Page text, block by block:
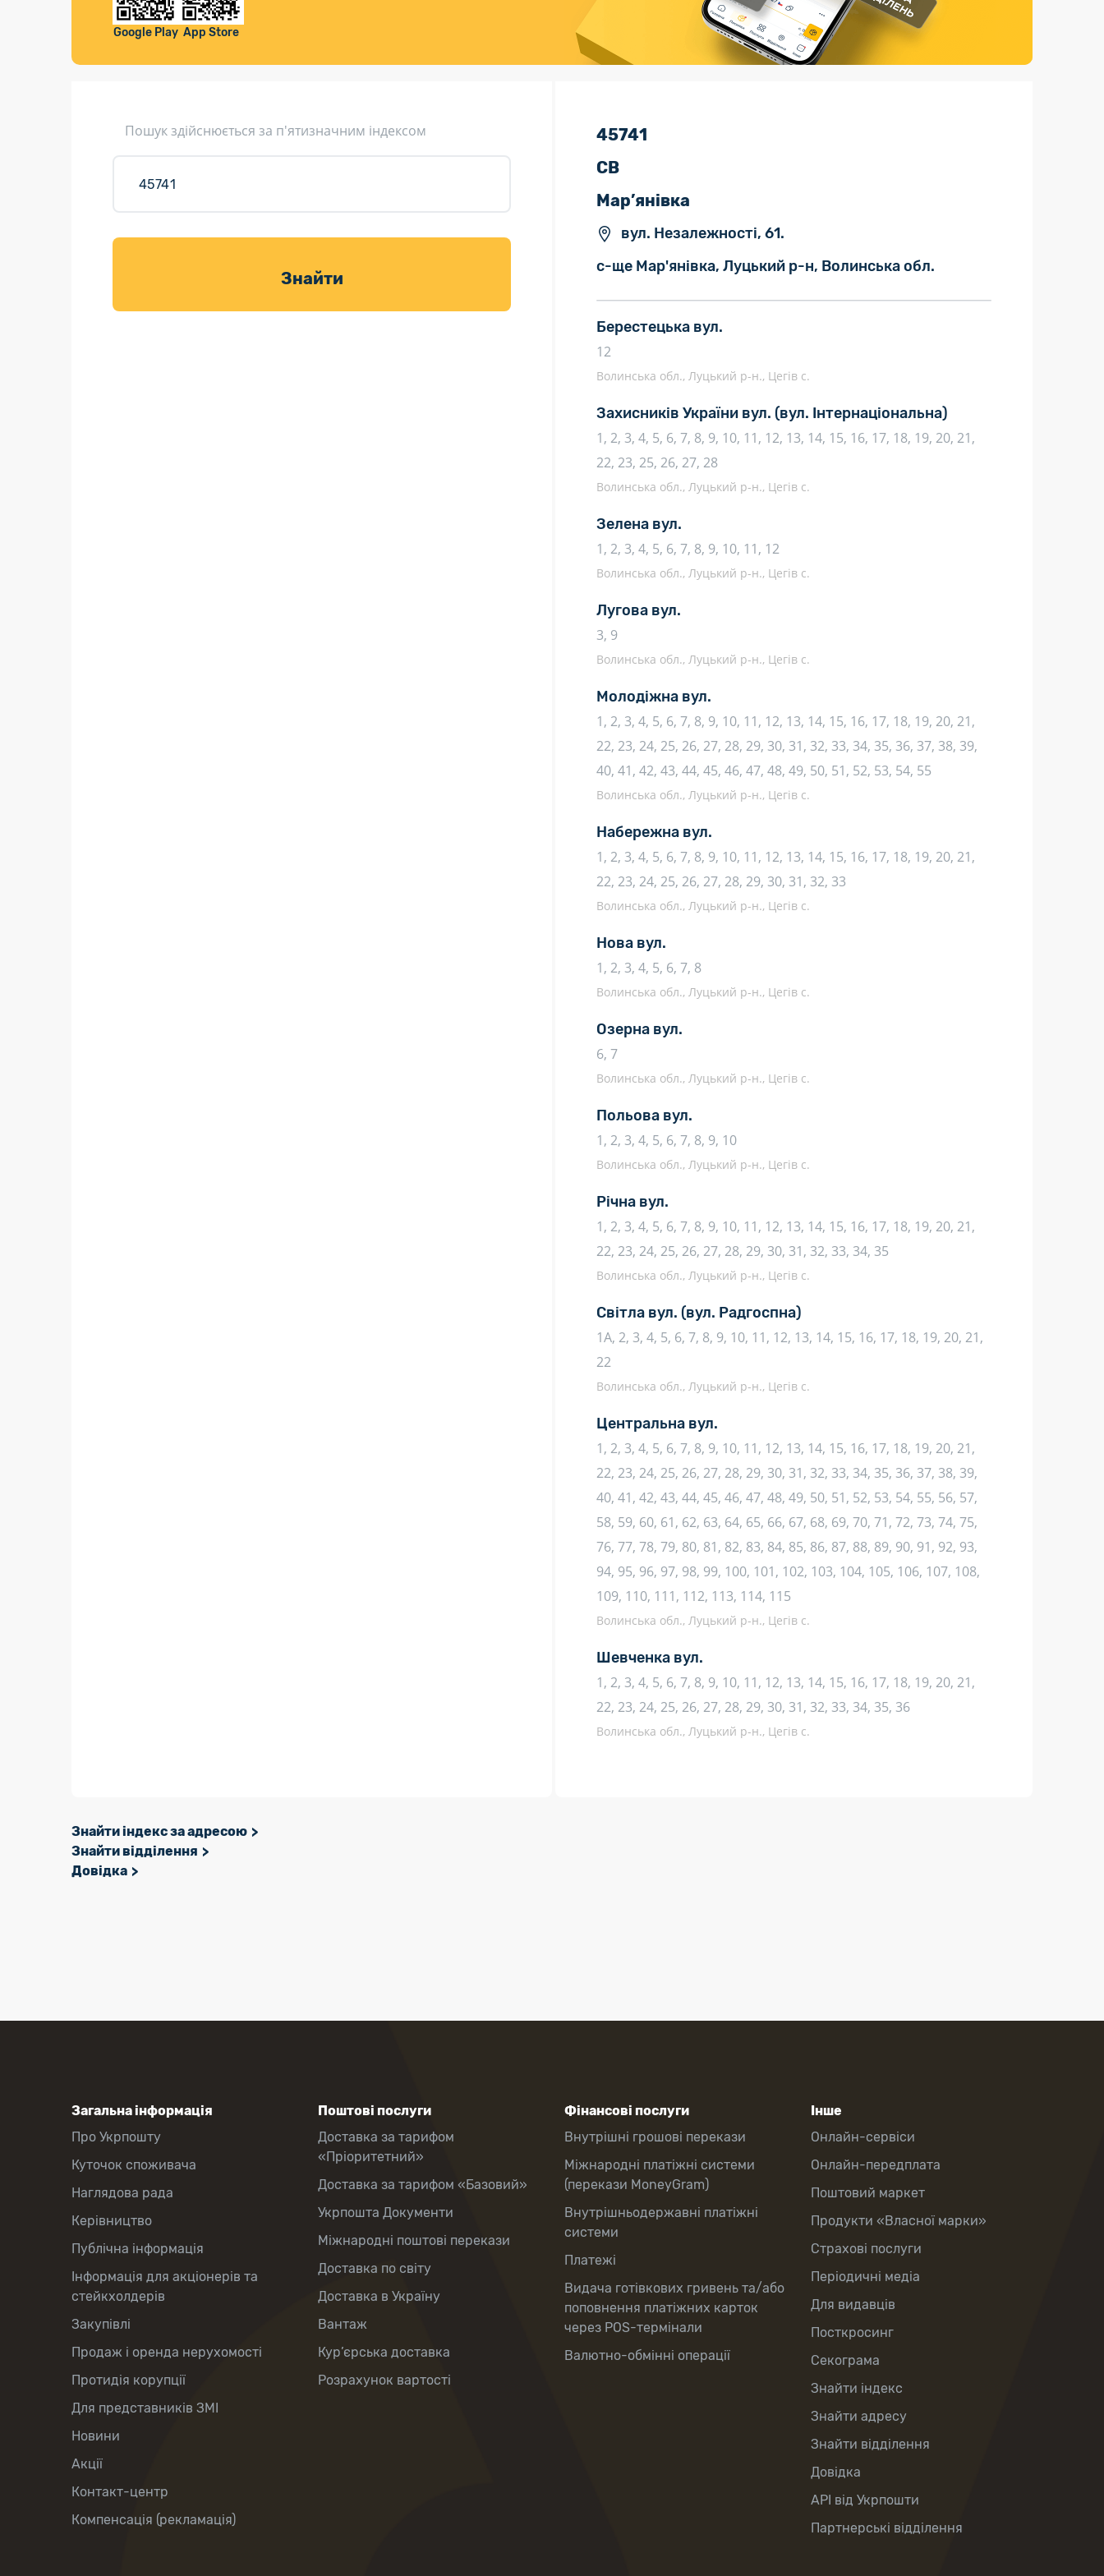
Листи та листівки
Доставка товарів для саду
Валютно-обмінні операції
Страхові послуги
Каталог «Укрпошта Маркет»
Google Play App Store
Пошук здійснюється за п'ятизначним індексом
Знайти
45741
СВ
Мар’янівка
вул. Незалежності, 61.
с-ще Мар'янівка, Луцький р-н, Волинська обл.
Берестецька вул.
12
Волинська обл., Луцький р-н., Цегів с.
Захисників України вул. (вул. Інтернаціональна)
1, 2, 3, 4, 5, 6, 7, 8, 9, 10, 11, 12, 13, 14, 15, 16, 17, 18, 19, 20, 21,
22, 23, 25, 26, 27, 28
Волинська обл., Луцький р-н., Цегів с.
Зелена вул.
1, 2, 3, 4, 5, 6, 7, 8, 9, 10, 11, 12
Волинська обл., Луцький р-н., Цегів с.
Лугова вул.
3, 9
Волинська обл., Луцький р-н., Цегів с.
Молодіжна вул.
1, 2, 3, 4, 5, 6, 7, 8, 9, 10, 11, 12, 13, 14, 15, 16, 17, 18, 19, 20, 21,
22, 23, 24, 25, 26, 27, 28, 29, 30, 31, 32, 33, 34, 35, 36, 37, 38, 39,
40, 41, 42, 43, 44, 45, 46, 47, 48, 49, 50, 51, 52, 53, 54, 55
Волинська обл., Луцький р-н., Цегів с.
Набережна вул.
1, 2, 3, 4, 5, 6, 7, 8, 9, 10, 11, 12, 13, 14, 15, 16, 17, 18, 19, 20, 21,
22, 23, 24, 25, 26, 27, 28, 29, 30, 31, 32, 33
Волинська обл., Луцький р-н., Цегів с.
Нова вул.
1, 2, 3, 4, 5, 6, 7, 8
Волинська обл., Луцький р-н., Цегів с.
Озерна вул.
6, 7
Волинська обл., Луцький р-н., Цегів с.
Польова вул.
1, 2, 3, 4, 5, 6, 7, 8, 9, 10
Волинська обл., Луцький р-н., Цегів с.
Річна вул.
1, 2, 3, 4, 5, 6, 7, 8, 9, 10, 11, 12, 13, 14, 15, 16, 17, 18, 19, 20, 21,
22, 23, 24, 25, 26, 27, 28, 29, 30, 31, 32, 33, 34, 35
Волинська обл., Луцький р-н., Цегів с.
Світла вул. (вул. Радгоспна)
1А, 2, 3, 4, 5, 6, 7, 8, 9, 10, 11, 12, 13, 14, 15, 16, 17, 18, 19, 20, 21,
22
Волинська обл., Луцький р-н., Цегів с.
Центральна вул.
1, 2, 3, 4, 5, 6, 7, 8, 9, 10, 11, 12, 13, 14, 15, 16, 17, 18, 19, 20, 21,
22, 23, 24, 25, 26, 27, 28, 29, 30, 31, 32, 33, 34, 35, 36, 37, 38, 39,
40, 41, 42, 43, 44, 45, 46, 47, 48, 49, 50, 51, 52, 53, 54, 55, 56, 57,
58, 59, 60, 61, 62, 63, 64, 65, 66, 67, 68, 69, 70, 71, 72, 73, 74, 75,
76, 77, 78, 79, 80, 81, 82, 83, 84, 85, 86, 87, 88, 89, 90, 91, 92, 93,
94, 95, 96, 97, 98, 99, 100, 101, 102, 103, 104, 105, 106, 107, 108,
109, 110, 111, 112, 113, 114, 115
Волинська обл., Луцький р-н., Цегів с.
Шевченка вул.
1, 2, 3, 4, 5, 6, 7, 8, 9, 10, 11, 12, 13, 14, 15, 16, 17, 18, 19, 20, 21,
22, 23, 24, 25, 26, 27, 28, 29, 30, 31, 32, 33, 34, 35, 36
Волинська обл., Луцький р-н., Цегів с.
Знайти індекс за адресою
Знайти відділення
Довідка
Загальна інформація
Про Укрпошту
Куточок споживача
Наглядова рада
Керівництво
Публічна інформація
Інформація для акціонерів та
стейкхолдерів
Закупівлі
Продаж і оренда нерухомості
Протидія корупції
Для представників ЗМІ
Новини
Акції
Контакт-центр
Компенсація (рекламація)
Поштові послуги
Доставка за тарифом
«Пріоритетний»
Доставка за тарифом «Базовий»
Укрпошта Документи
Міжнародні поштові перекази
Доставка по світу
Доставка в Україну
Вантаж
Кур’єрська доставка
Розрахунок вартості
Фінансові послуги
Внутрішні грошові перекази
Міжнародні платіжні системи
(перекази MoneyGram)
Внутрішньодержавні платіжні
системи
Платежі
Видача готівкових гривень та/або
поповнення платіжних карток
через POS-термінали
Валютно-обмінні операції
Інше
Онлайн-сервіси
Онлайн-передплата
Поштовий маркет
Продукти «Власної марки»
Страхові послуги
Періодичні медіа
Для видавців
Посткросинг
Секограма
Знайти індекс
Знайти адресу
Знайти відділення
Довідка
API від Укрпошти
Партнерські відділення